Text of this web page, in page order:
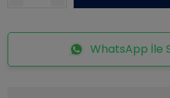
WhatsApp İle